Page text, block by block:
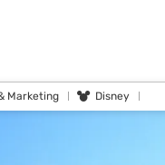
Marketing Disney